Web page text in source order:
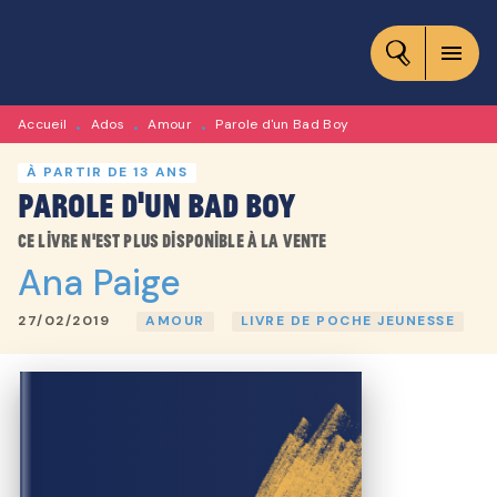
CONTENU
menu
Accueil • Ados • Amour • Parole d'un Bad Boy
À PARTIR DE 13 ANS
Parole d'un Bad Boy
Ce livre n'est plus disponible à la vente
Ana Paige
27/02/2019 AMOUR LIVRE DE POCHE JEUNESSE